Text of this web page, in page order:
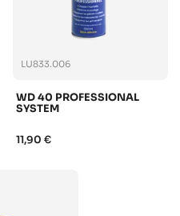
LU833.006
WD 40 PROFESSIONAL
SYSTEM
11,90 €